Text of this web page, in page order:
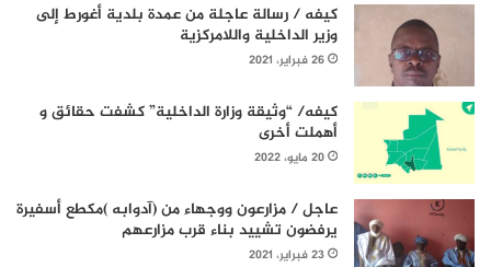
كيفه / رسالة عاجلة من عمدة بلدية أغورط إلى
وزير الداخلية واللامركزية
26 فبراير، 2021
كيفه/ “وثيقة وزارة الداخلية” كشفت حقائق و
أهملت أخرى
20 مايو، 2022
عاجل / مزارعون ووجهاء من (آدوابه )مكطع أسفيرة
يرفضون تشييد بناء قرب مزارعهم
23 فبراير، 2021